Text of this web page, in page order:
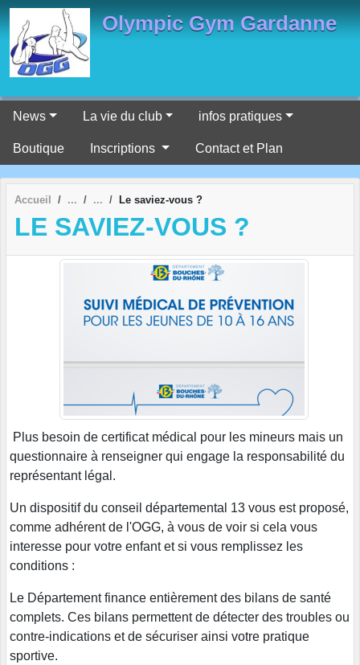
Olympic Gym Gardanne
News La vie du club infos pratiques
Boutique Inscriptions Contact et Plan
Accueil Le saviez-vous ?
LE SAVIEZ-VOUS ?
Plus besoin de certificat médical pour les mineurs mais un
questionnaire à renseigner qui engage la responsabilité du
représentant légal.
Un dispositif du conseil départemental 13 vous est proposé,
comme adhérent de l'OGG, à vous de voir si cela vous
interesse pour votre enfant et si vous remplissez les
conditions :
Le Département finance entièrement des bilans de santé
complets. Ces bilans permettent de détecter des troubles ou
contre-indications et de sécuriser ainsi votre pratique
sportive.
Panneau de gestion des cookies